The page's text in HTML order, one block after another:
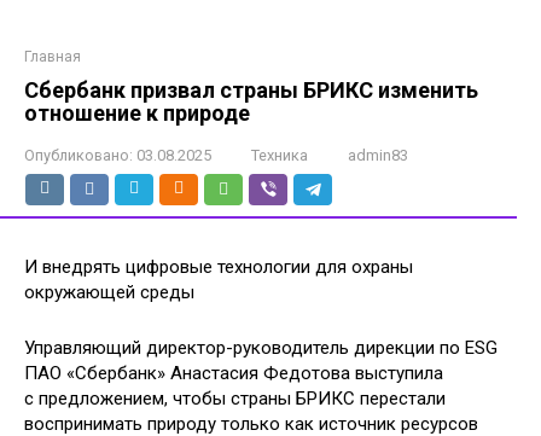
Главная
Сбербанк призвал страны БРИКС изменить
отношение к природе
Опубликовано: 03.08.2025 Техника admin83
И внедрять цифровые технологии для охраны
окружающей среды
Управляющий директор-руководитель дирекции по ESG
ПАО «Сбербанк» Анастасия Федотова выступила
с предложением, чтобы страны БРИКС перестали
воспринимать природу только как источник ресурсов